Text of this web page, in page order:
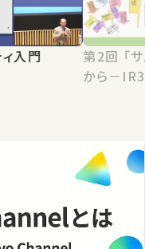
ィ入門
第2回 「サステイナビリティ学」の視点
から－